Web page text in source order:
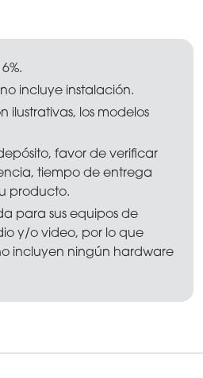
incluye instalación.
ilustrativas, los modelos
favor de verificar
tiempo de entrega
producto.
para sus equipos de
y/o video, por lo que
incluyen ningún hardware